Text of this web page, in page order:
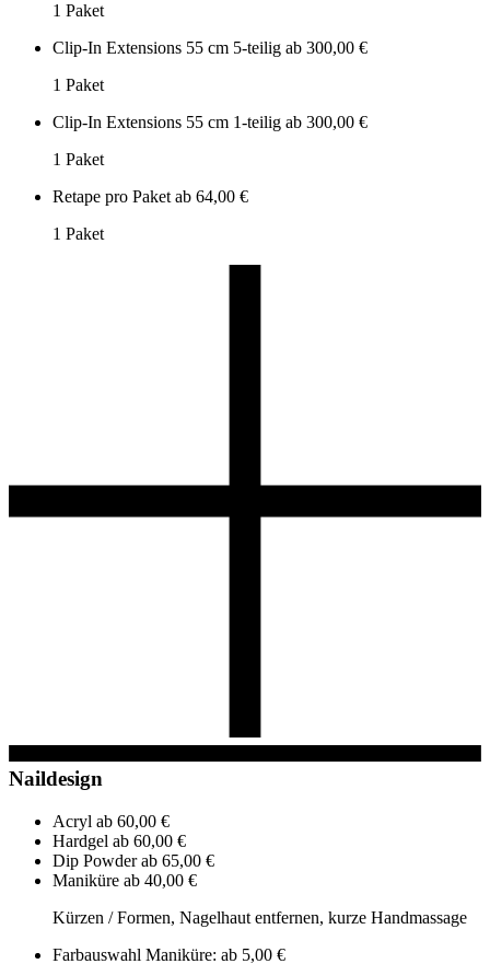
1 Paket
Clip-In Extensions 55 cm 5-teilig ab 300,00 €
1 Paket
Clip-In Extensions 55 cm 1-teilig ab 300,00 €
1 Paket
Retape pro Paket ab 64,00 €
1 Paket
Naildesign
Acryl ab 60,00 €
Hardgel ab 60,00 €
Dip Powderab 65,00 €
Maniküre ab 40,00 €
Kürzen / Formen, Nagelhaut entfernen, kurze Handmassage
Farbauswahl Maniküre: ab 5,00 €